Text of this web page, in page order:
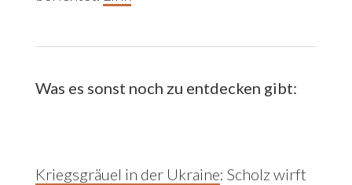
Was es sonst noch zu entdecken gibt:
Kriegsgräuel in der Ukraine: Scholz wirft